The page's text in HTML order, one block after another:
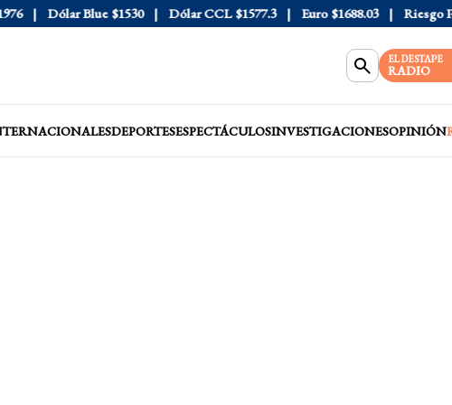
Dólar Blue $1530 Dólar CCL $1577.3 Euro $1688.03 Riesgo País
EL DESTAPE
RADIO
DEPORTESESPECTÁCULOSINVESTIGACIONESOPINIÓN